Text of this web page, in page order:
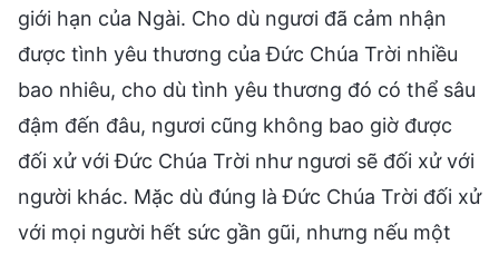
giới hạn của Ngài. Cho dù ngươi đã cảm nhận
được tình yêu thương của Đức Chúa Trời nhiều
bao nhiêu, cho dù tình yêu thương đó có thể sâu
đậm đến đâu, ngươi cũng không bao giờ được
đối xử với Đức Chúa Trời như ngươi sẽ đối xử với
người khác. Mặc dù đúng là Đức Chúa Trời đối xử
với mọi người hết sức gần gũi, nhưng nếu một